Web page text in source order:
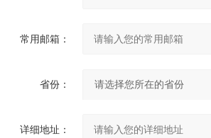
常用邮箱：
省份：
详细地址：